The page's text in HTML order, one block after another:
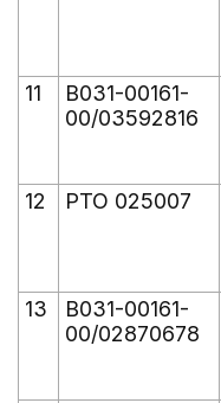
11
В031-00161-
00/03592816
12
РТО 025007
13
В031-00161-
00/02870678